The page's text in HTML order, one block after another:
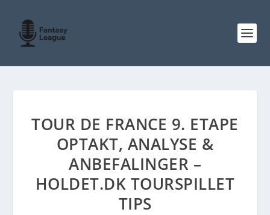
TOUR DE FRANCE 9. ETAPE
OPTAKT, ANALYSE &
ANBEFALINGER –
HOLDET.DK TOURSPILLET
TIPS